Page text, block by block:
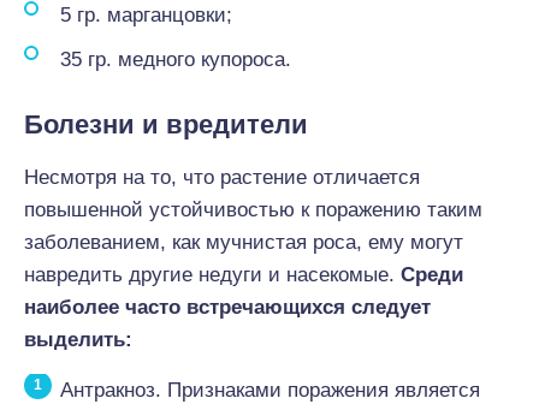
5 гр. марганцовки;
35 гр. медного купороса.
Болезни и вредители
Несмотря на то, что растение отличается
повышенной устойчивостью к поражению таким
заболеванием, как мучнистая роса, ему могут
навредить другие недуги и насекомые. Среди
наиболее часто встречающихся следует
выделить:
Антракноз. Признаками поражения является